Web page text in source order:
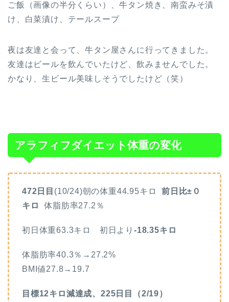
ご飯（画像の半分くらい）、牛タン焼き、南蛮みそ漬
け、白菜漬け、テールスープ
夜は友達と会って、牛タン屋さんに行ってきました。
友達はビールを飲んでいたけど、飲みませんでした。
かなり、生ビール美味しそうでしたけど（笑）
アラフィフダイエット体重の変化
472日目 (10/24)朝の体重44.95キロ 前日比±０
キロ体脂肪率27.2 ％
初日体重63.3キロ 初日より -18.35キロ
体脂肪率40.3％→27.2%
BMI値27.8→19.7
目標12キロ減達成、225日目（2/19）